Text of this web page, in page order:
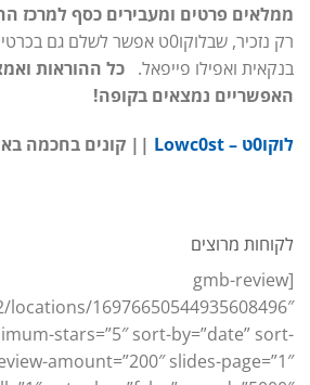
ממלאים פרטים ומעבירים כסף למרכז
רק נזכיר, שבלוקו0ט אפשר לשלם
בנקאית ואפילו פייפאל. כל ההוראות
האפשריים נמצאים בקופה!
לוקו0ט – Lowc0st || קונים בחכמה
לקוחות מרוצים
[gmb-review
16976650544935608496″
stars=”5″ sort-by=”date” sort-
amount=”200″ slides-page=”1″